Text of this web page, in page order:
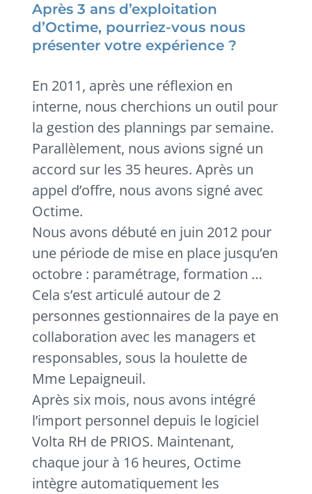
Après 3 ans d’exploitation
d’Octime, pourriez-vous nous
présenter votre expérience ?
En 2011, après une réflexion en
interne, nous cherchions un outil pour
la gestion des plannings par semaine.
Parallèlement, nous avions signé un
accord sur les 35 heures. Après un
appel d’offre, nous avons signé avec
Octime.
Nous avons débuté en juin 2012 pour
une période de mise en place jusqu’en
octobre : paramétrage, formation …
Cela s’est articulé autour de 2
personnes gestionnaires de la paye en
collaboration avec les managers et
responsables, sous la houlette de
Mme Lepaigneuil.
Après six mois, nous avons intégré
l’import personnel depuis le logiciel
Volta RH de PRIOS. Maintenant,
chaque jour à 16 heures, Octime
intègre automatiquement les